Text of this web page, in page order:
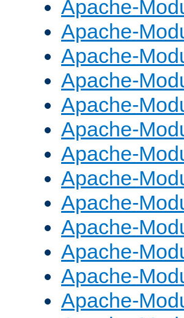
Apache-
Apache-
Apache-
Apache-
Apache-
Apache-
Apache-
Apache-
Apache-
Apache-
Apache-
Apache-
Apache-